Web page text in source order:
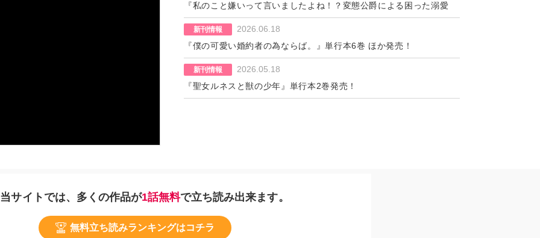
『私のこと嫌いって言いましたよね！？変態公爵による困った溺愛
結婚生活』単行本9巻 ほか発売！
新刊情報
2026.06.18
『僕の可愛い婚約者の為ならば。』単行本6巻 ほか発売！
新刊情報
2026.05.18
『聖女ルネスと獣の少年』単行本2巻発売！
当サイトでは、 多くの作品が1話無料で⽴ち読み出来ます。
無料立ち読みランキングはコチラ